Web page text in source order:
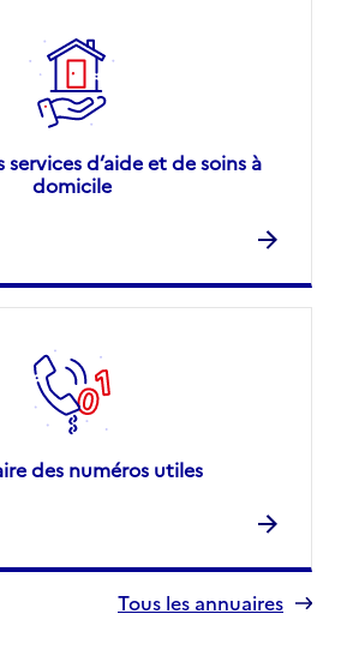
d’aide et de soins à
domicile
des numéros utiles
Tous les annuaires